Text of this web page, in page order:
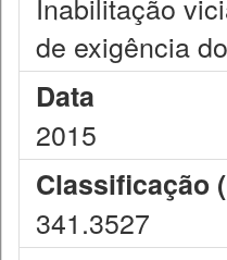
de exigência
Data
2015
Classificação (
341.3527